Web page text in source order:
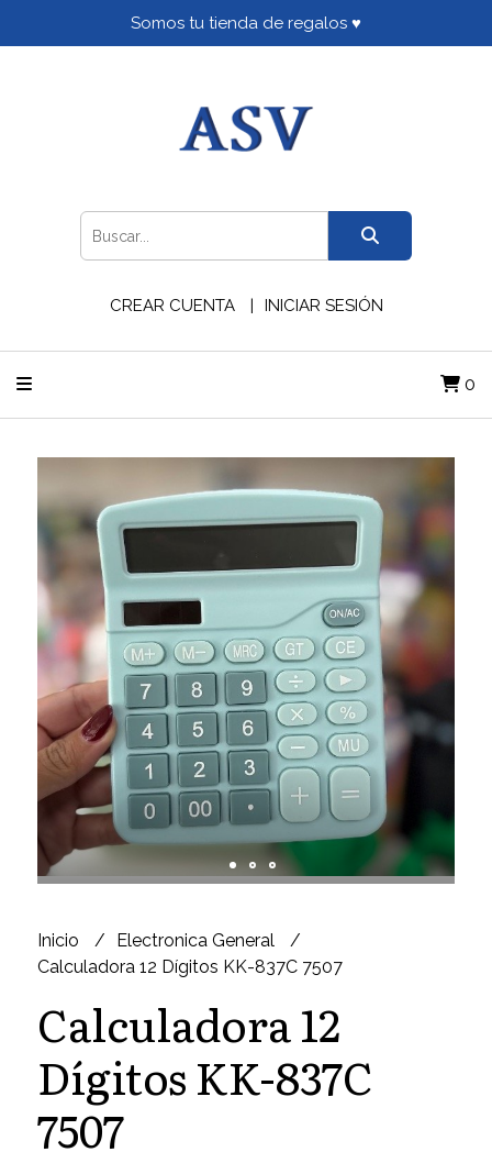
Somos tu tienda de regalos ♥
CREAR CUENTA INICIAR SESIÓN
0
Inicio
Electronica General
Calculadora 12 Dígitos KK-837C 7507
Calculadora 12
Dígitos KK-837C
7507